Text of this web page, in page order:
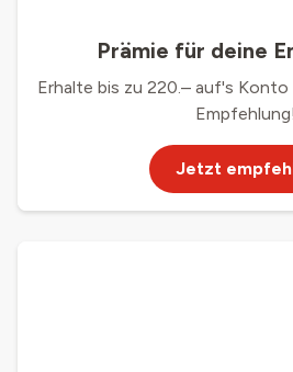
Prämie für deine
Erhalte bis zu 220.– auf's
Empfehlung!
Jetzt